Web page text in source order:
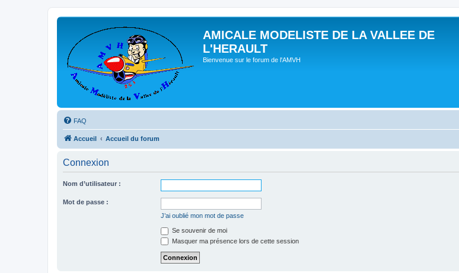
AMICALE MODELISTE DE LA VALLEE DE
L'HERAULT
Bienvenue sur le forum de l'AMVH
FAQ
Accueil Accueil du forum
Connexion
Nom d’utilisateur :
Mot de passe :
J’ai oublié mon mot de passe
Se souvenir de moi
Masquer ma présence lors de cette session